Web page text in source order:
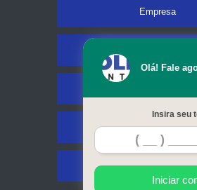
Empresa
Contato
Mapa do site
Olá! Fale
Insira seu
Iniciar